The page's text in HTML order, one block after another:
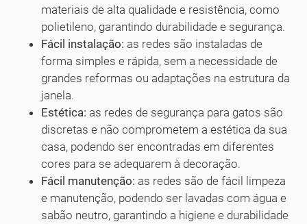
materiais de alta qualidade e resistência, como
polietileno, garantindo durabilidade e segurança.
Fácil instalação: as redes são instaladas de
forma simples e rápida, sem a necessidade de
grandes reformas ou adaptações na estrutura da
janela.
Estética: as redes de segurança para gatos são
discretas e não comprometem a estética da sua
casa, podendo ser encontradas em diferentes
cores para se adequarem à decoração.
Fácil manutenção: as redes são de fácil limpeza
e manutenção, podendo ser lavadas com água e
sabão neutro, garantindo a higiene e durabilidade